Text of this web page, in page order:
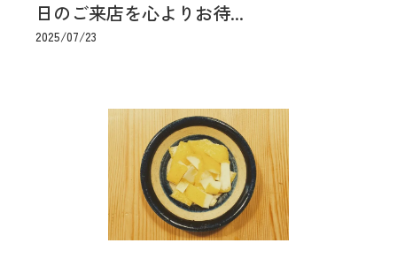
日のご来店を心よりお待...
2025/07/23